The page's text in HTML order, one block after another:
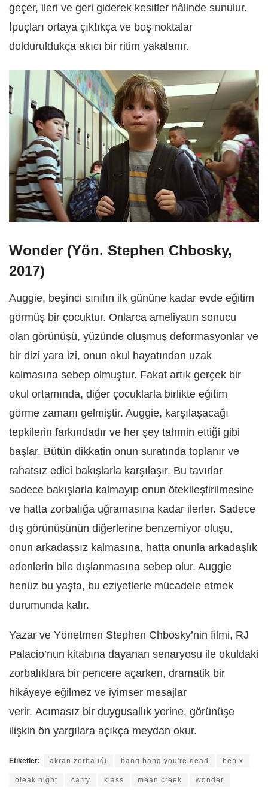
geçer, ileri ve geri giderek kesitler hâlinde sunulur.
İpuçları ortaya çıktıkça ve boş noktalar
dolduruldukça akıcı bir ritim yakalanır.
Wonder (Yön. Stephen Chbosky,
2017)
Auggie, beşinci sınıfın ilk gününe kadar evde eğitim
görmüş bir çocuktur. Onlarca ameliyatın sonucu
olan görünüşü, yüzünde oluşmuş deformasyonlar ve
bir dizi yara izi, onun okul hayatından uzak
kalmasına sebep olmuştur. Fakat artık gerçek bir
okul ortamında, diğer çocuklarla birlikte eğitim
görme zamanı gelmiştir. Auggie, karşılaşacağı
tepkilerin farkındadır ve her şey tahmin ettiği gibi
başlar. Bütün dikkatin onun suratında toplanır ve
rahatsız edici bakışlarla karşılaşır. Bu tavırlar
sadece bakışlarla kalmayıp onun ötekileştirilmesine
ve hatta zorbalığa uğramasına kadar ilerler. Sadece
dış görünüşünün diğerlerine benzemiyor oluşu,
onun arkadaşsız kalmasına, hatta onunla arkadaşlık
edenlerin bile dışlanmasına sebep olur. Auggie
henüz bu yaşta, bu eziyetlerle mücadele etmek
durumunda kalır.
Yazar ve Yönetmen Stephen Chbosky’nin filmi, RJ
Palacio’nun kitabına dayanan senaryosu ile okuldaki
zorbalıklara bir pencere açarken, dramatik bir
hikâyeye eğilmez ve iyimser mesajlar
verir. Acımasız bir duygusallık yerine, görünüşe
ilişkin ön yargılara açıkça meydan okur.
Etiketler: akran zorbalığı bang bang you're dead ben x
bleak night carry klass mean creek wonder